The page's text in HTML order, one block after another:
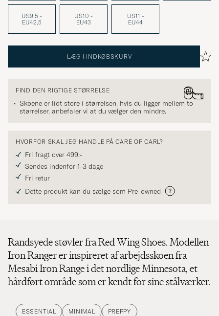
US9,5 -
EU42,5
US10 -
EU43
US11 -
EU44
LÆG I INDKØBSKURV
FIND DEN RIGTIGE STØRRELSE
Skoene er lidt store i størrelsen, hvis du ligger mellem to
størrelser, anbefaler vi at du vælger den mindre.
HVORFOR SKAL JEG HANDLE PÅ CARE OF CARL?
Fri fragt over 499;-
Sendes indenfor 1-3 dage
Fri retur
Dette produkt kan du sælge som Pre-owned
Randsyede støvler fra Red Wing Shoes. Modellen
Iron Ranger er inspireret af arbejdsskoen fra
Mesabi Iron Range i det nordlige Minnesota, et
hårdført område som er kendt for sine stålværker.
ESSENTIAL MINIMAL PREPPY